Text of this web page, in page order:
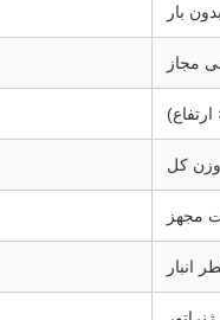
بار
مجاز
وزن کل
مجهز
انبار